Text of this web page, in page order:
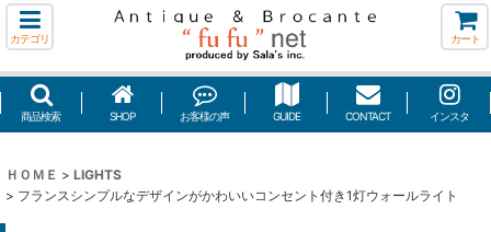
カテゴリ カート
商品検索 SHOP お客様の声 GUIDE CONTACT インスタ
ＨＯＭＥ > LIGHTS
> フランスシンプルなデザインがかわいいコンセント付き1灯ウォールライト